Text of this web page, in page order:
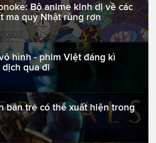
Bộ anime kinh dị về các
ma quỷ Nhật rùng rợn
hình - phim Việt đáng kì
qua đi
bản trẻ có thể xuất hiện trong